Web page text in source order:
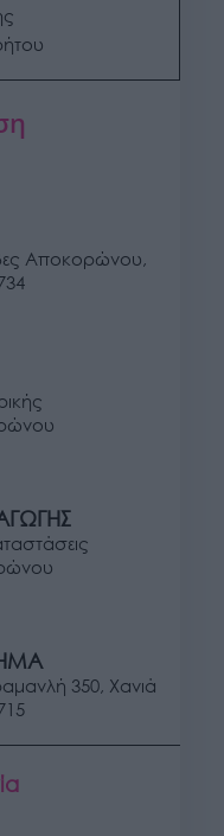
Αποκορώνου,
350, Χανιά